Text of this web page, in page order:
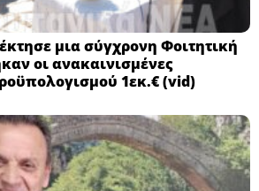
μια σύγχρονη Φοιτητική
οι ανακαινισμένες
1εκ.€ (vid)